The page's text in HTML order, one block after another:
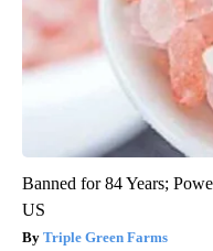
Banned for 84 Years;
US
Triple Green Farms